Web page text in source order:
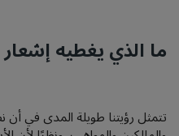
ما الذي يغطيه
تتمثل رؤيتنا طويلة المدى في